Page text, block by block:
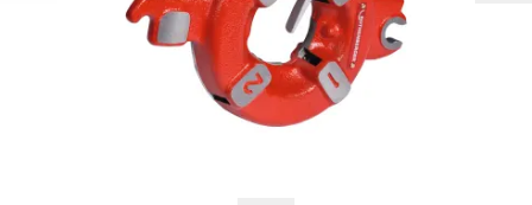
Výber krajiny
Spoločnosť a kariéra